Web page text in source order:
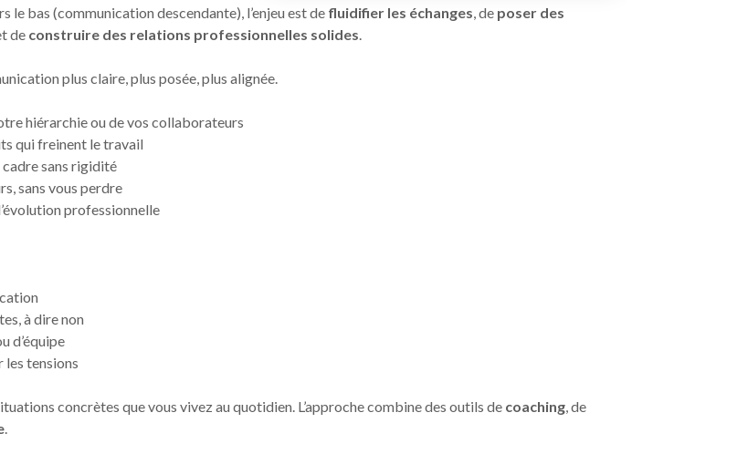
le bas (communication descendante), l’enjeu est de fluidifier les échanges , de poser des
de construire des relations professionnelles solides
plus claire, plus posée, plus alignée.
hiérarchie ou de vos collaborateurs
qui freinent le travail
cadre sans rigidité
sans vous perdre
professionnelle
à dire non
d’équipe
les tensions
concrètes que vous vivez au quotidien. L’approche combine des outils de coaching , de